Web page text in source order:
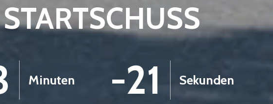
Minuten -22 Sekunden